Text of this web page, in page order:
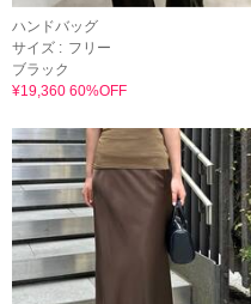
ハンドバッグ
サイズ : フリー
ブラック
¥19,360 60%OFF